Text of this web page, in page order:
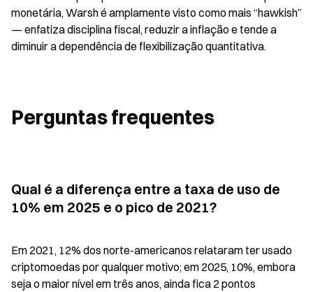
monetária, Warsh é amplamente visto como mais “hawkish”
— enfatiza disciplina fiscal, reduzir a inflação e tende a
diminuir a dependência de flexibilização quantitativa.
Perguntas frequentes
Qual é a diferença entre a taxa de uso de
10% em 2025 e o pico de 2021?
Em 2021, 12% dos norte-americanos relataram ter usado
criptomoedas por qualquer motivo; em 2025, 10%, embora
seja o maior nível em três anos, ainda fica 2 pontos